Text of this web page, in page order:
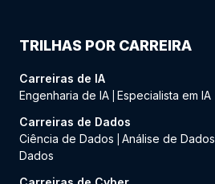
TRILHAS POR CARREIRA
Carreiras de IA
Engenharia de IA Especialista em IA
Carreiras de Dados
Ciência de Dados
Análise de Dados
Dados